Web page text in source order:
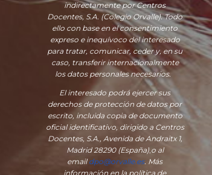
indirectamente por Centros
Docentes, S.A. (Colegio Orvalle). Todo
ello con base en el consentimiento
expreso e inequívoco del interesado
para tratar, comunicar, ceder y, en su
caso, transferir internacionalmente
los datos personales necesarios.
El interesado podrá ejercer sus
derechos de protección de datos por
escrito, incluida copia de documento
oficial identificativo, dirigido a Centros
Docentes, S.A., Avenida de Andraitx 1,
Madrid 28290 (España),o al
emaildpo@orvalle.es. Más
información en la política de